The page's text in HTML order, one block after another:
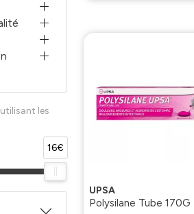
UPSA
Polysilane Tube 170G
les
16€